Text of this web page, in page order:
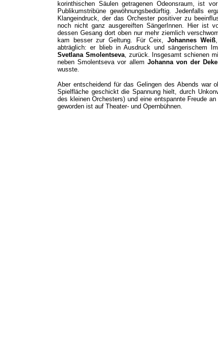
korinthischen Säulen getragenen Odeonsraum, ist
Publikumstribüne gewöhnungsbedürftig. Jedenfalls
Klangeindruck, der das Orchester positiver zu
noch nicht ganz ausgereiften SängerInnen. Hier ist
dessen Gesang dort oben nur mehr ziemlich
kam besser zur Geltung. Für Ceix,Johannes Weiß
abträglich: er blieb in Ausdruck und sängerischem
Svetlana Smolentseva, zurück. Insgesamt schienen
neben Smolentseva vor allem Johanna von der
wusste.
Aber entscheidend für das Gelingen des Abends war
Spielfläche geschickt die Spannung hielt, durch
des kleinen Orchesters) und eine entspannte Freude
geworden ist auf Theater- und Opernbühnen.